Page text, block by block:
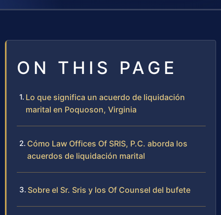
ON THIS PAGE
Lo que significa un acuerdo de liquidación
marital en Poquoson, Virginia
Cómo Law Offices Of SRIS, P.C. aborda los
acuerdos de liquidación marital
Sobre el Sr. Sris y los Of Counsel del bufete